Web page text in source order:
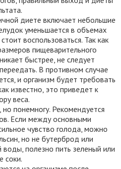
диете включает небольшие
уменьшается в объемах
воспользоваться. Так как
пищеварительного
быстрее, не следует
В противном случае
и организм будет требовать
известно, это приведет к
веса.
понемногу. Рекомендуется
Если между основными
чувство голода, можно
но не бутерброд или
полезно пить зеленый или
соки.